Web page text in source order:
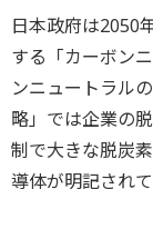
日本政府は2050
する「カーボン
ンニュートラル
略」では企業の
制で大きな脱炭
導体が明記されて